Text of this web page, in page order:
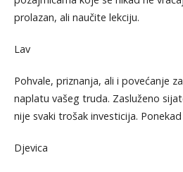
prolazan, ali naučite lekciju.
Lav
Pohvale, priznanja, ali i povećanje
naplatu vašeg truda. Zasluženo
nije svaki trošak investicija.
Djevica